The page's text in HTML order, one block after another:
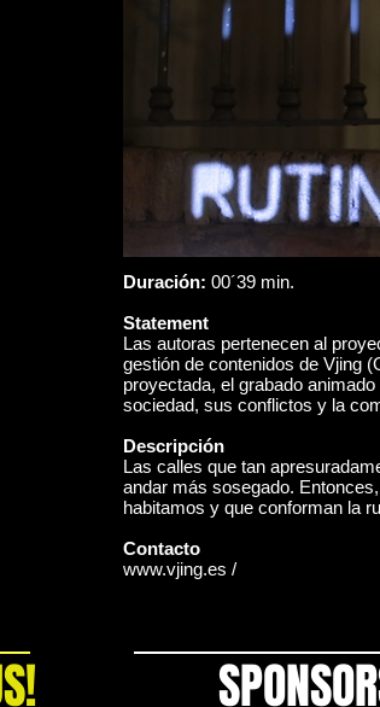
Duración: 00´39 min.
Statement
Las autoras pertenecen al
gestión de contenidos de Vjing
proyectada, el grabado
sociedad, sus conflictos y la
Descripción
Las calles que tan
andar más sosegado.
habitamos y que conforman la
Contacto
www.vjing.es /